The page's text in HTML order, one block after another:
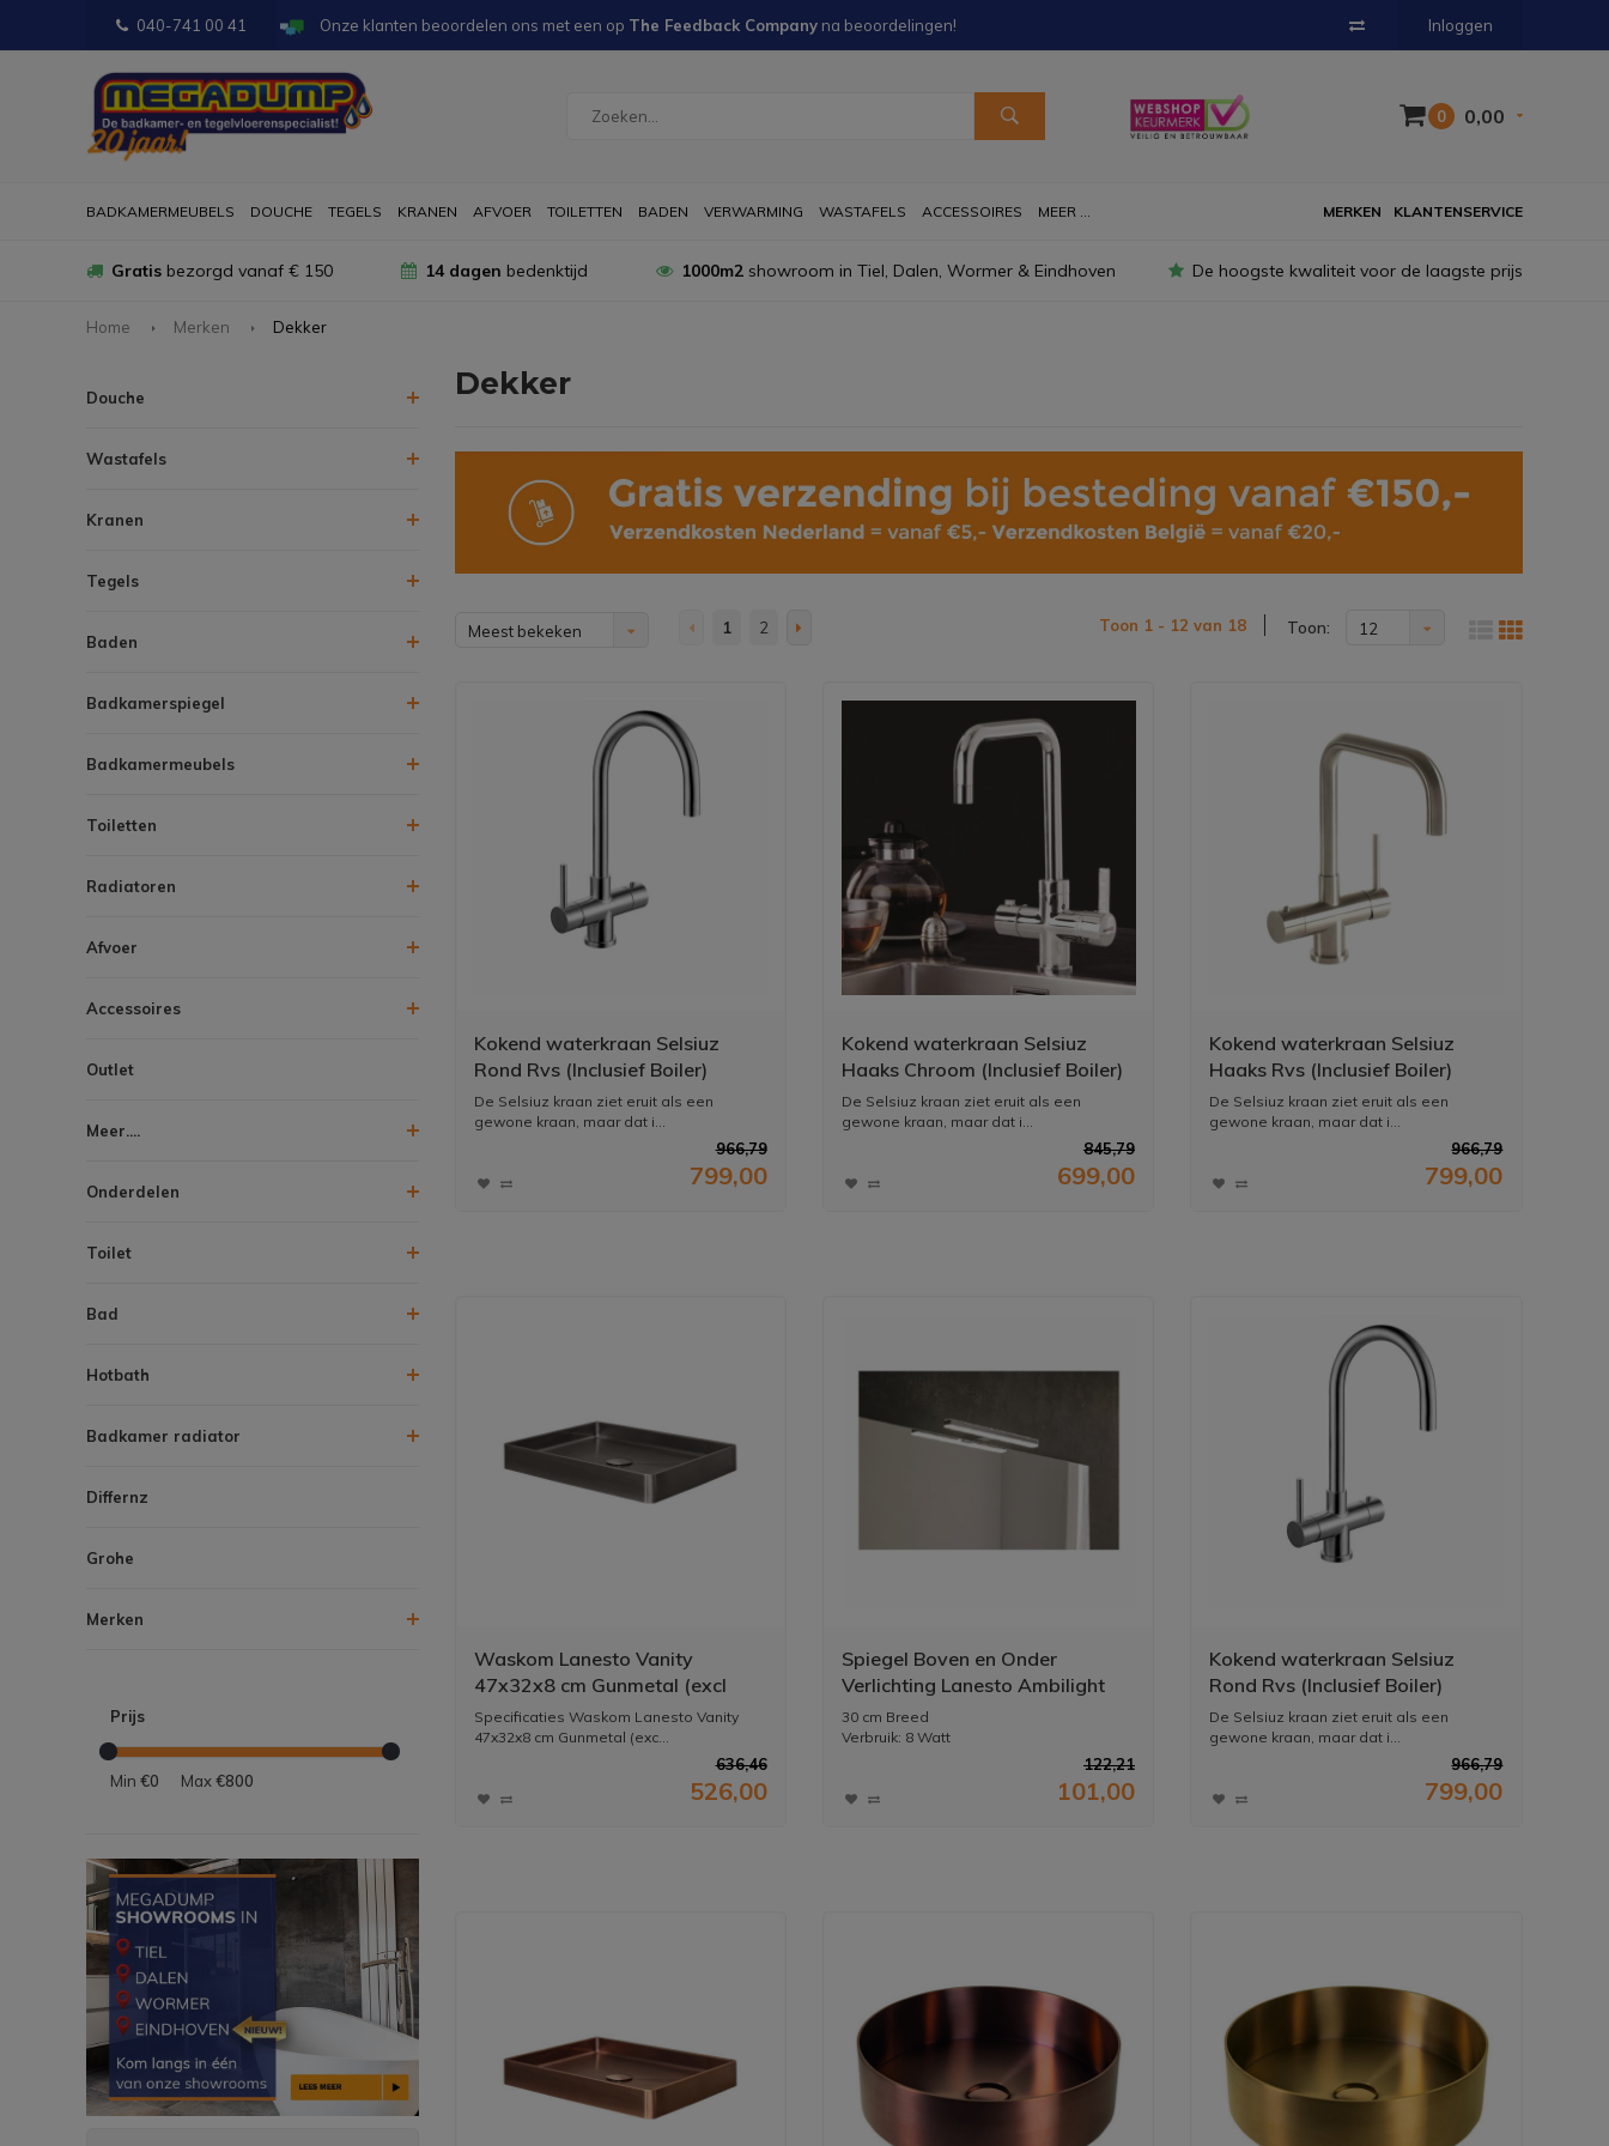
040-741 00 41 Onze klanten beoordelen ons met een op The Feedback Company na beoordelingen! Inloggen
0 0,00
BADKAMERMEUBELS DOUCHE TEGELS KRANEN AFVOER TOILETTEN BADEN VERWARMING WASTAFELS ACCESSOIRES MEER ... KLANTENSERVICE
MERKEN
Gratis bezorgd vanaf € 150 14 dagen bedenktijd 1000m2showroom in Tiel, Dalen, Wormer & Eindhoven De hoogste kwaliteit voor de laagste prijs
Home Merken Dekker
Douche
Wastafels
Kranen
Tegels
Baden
Badkamerspiegel
Badkamermeubels
Toiletten
Radiatoren
Afvoer
Accessoires
Outlet
Meer....
Onderdelen
Toilet
Bad
Hotbath
Badkamer radiator
Differnz
Grohe
Merken
Prijs
Min €0 Max€800
Dekker
Meest bekeken 1 2 Toon 1 - 12 van 18 Toon: 12
Kokend waterkraan Selsiuz
Rond Rvs (Inclusief Boiler)
De Selsiuz kraan ziet eruit als een
gewone kraan, maar dat i...
966,79
799,00
Kokend waterkraan Selsiuz
Haaks Chroom (Inclusief Boiler)
De Selsiuz kraan ziet eruit als een
gewone kraan, maar dat i...
845,79
699,00
Kokend waterkraan Selsiuz
Haaks Rvs (Inclusief Boiler)
De Selsiuz kraan ziet eruit als een
gewone kraan, maar dat i...
966,79
799,00
Waskom Lanesto Vanity
47x32x8 cm Gunmetal (excl
kraan incl waste)
Specificaties Waskom Lanesto Vanity
47x32x8 cm Gunmetal (exc...
636,46
526,00
Spiegel Boven en Onder
Verlichting Lanesto Ambilight
LED 30 cm Chroom
30 cm Breed
Verbruik: 8 Watt
122,21
101,00
Kokend waterkraan Selsiuz
Rond Rvs (Inclusief Boiler)
De Selsiuz kraan ziet eruit als een
gewone kraan, maar dat i...
966,79
799,00